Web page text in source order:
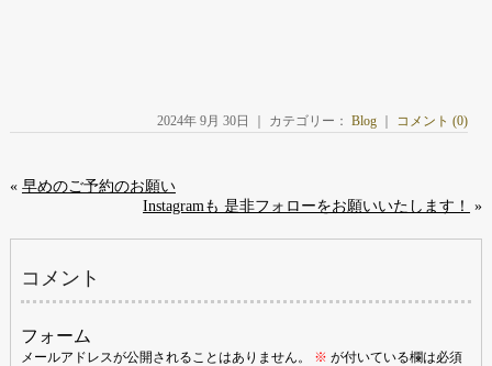
2024年 9月 30日 ｜ カテゴリー：Blog ｜ コメント (0)
« 早めのご予約のお願い
Instagramも 是非フォローをお願いいたします！
»
コメント
フォーム
メールアドレスが公開されることはありません。 ※ が付いている欄は必須